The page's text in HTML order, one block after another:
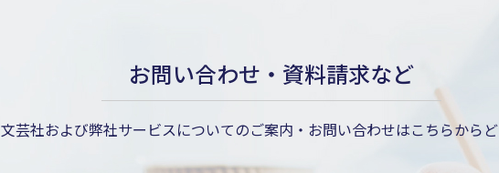
お問い合わせ・資料請求など
文芸社および弊社サービスについてのご案内・お問い合わせはこちらからど